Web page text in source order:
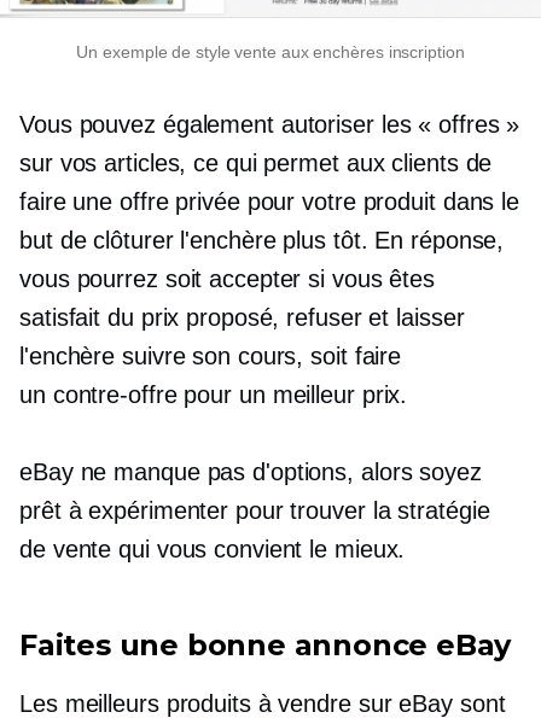
Un exemple destyle vente aux enchèresinscription
Vous pouvez également autoriser les « offres »
sur vos articles, ce qui permet aux clients de
faire une offre privée pour votre produit dans le
but de clôturer l'enchère plus tôt. En réponse,
vous pourrez soit accepter si vous êtes
satisfait du prix proposé, refuser et laisser
l'enchère suivre son cours, soit faire
un contre-offrepour un meilleur prix.
eBay ne manque pas d'options, alors soyez
prêt à expérimenter pour trouver la stratégie
de vente qui vous convient le mieux.
Faites une bonne annonce eBay
Les meilleurs produits à vendre sur eBay sont